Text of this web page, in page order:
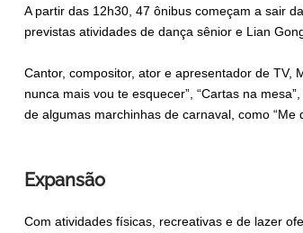
A partir das 12h30, 47 ônibus começam a sair
previstas atividades de dança sênior e Lian
Cantor, compositor, ator e apresentador de TV,
nunca mais vou te esquecer”, “Cartas na
de algumas marchinhas de carnaval, como “Me
Expansão
Com atividades físicas, recreativas e de lazer